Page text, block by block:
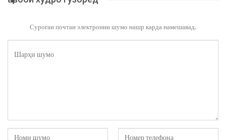
Суроғаи почтаи электронии шумо нашр карда намешавад.